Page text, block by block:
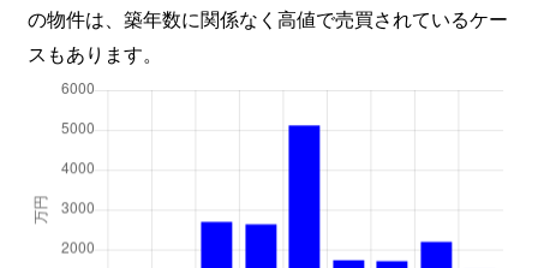
の物件は、築年数に関係なく高値で売買されているケー
スもあります。